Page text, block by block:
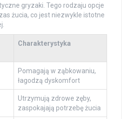
gryzaki. Tego rodzaju opcje
żucia, co jest niezwykle istotne
Charakterystyka
Pomagają w ząbkowaniu,
łagodzą dyskomfort
Utrzymują zdrowe zęby,
zaspokajają potrzebę żucia